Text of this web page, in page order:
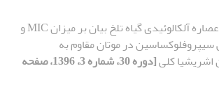
اثر عصاره آلکالوئیدی گیاه تلخ بیان بر میزان MIC و
در موتان مقاوم به
کلی
[دوره 30، شماره 3، 1396، صفحه